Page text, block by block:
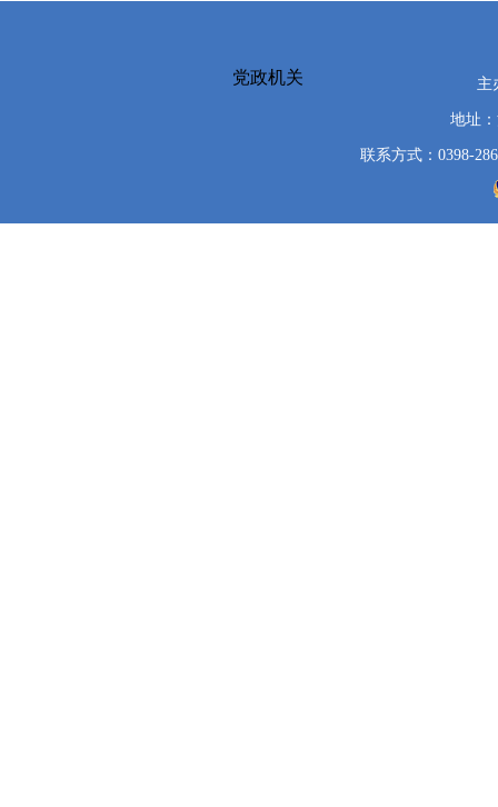
党政机关 主
地址
联系方式：0398-